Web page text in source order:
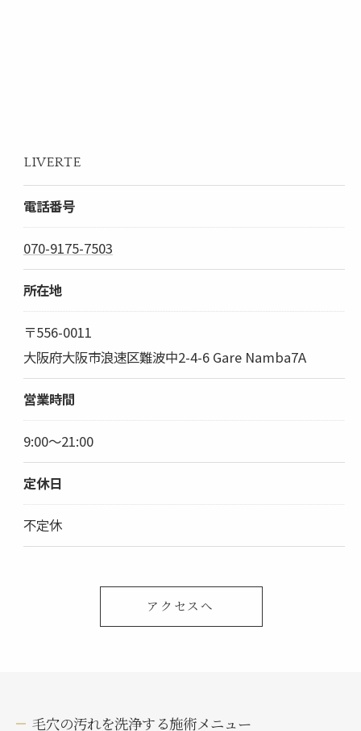
LIVERTE
電話番号
070-9175-7503
所在地
〒556-0011
大阪府大阪市浪速区難波中2-4-6 Gare Namba7A
営業時間
9:00～21:00
定休日
不定休
アクセスへ
毛穴の汚れを洗浄する施術メニュー
ご予約はこちら